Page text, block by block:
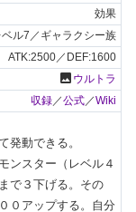
効果
ル7／ギャラクシー族
ATK:2500／DEF:1600
photo ウルトラ
収録／公式／Wiki
発動できる。
ンスター（レベル４
で３下げる。その
０アップする。自分